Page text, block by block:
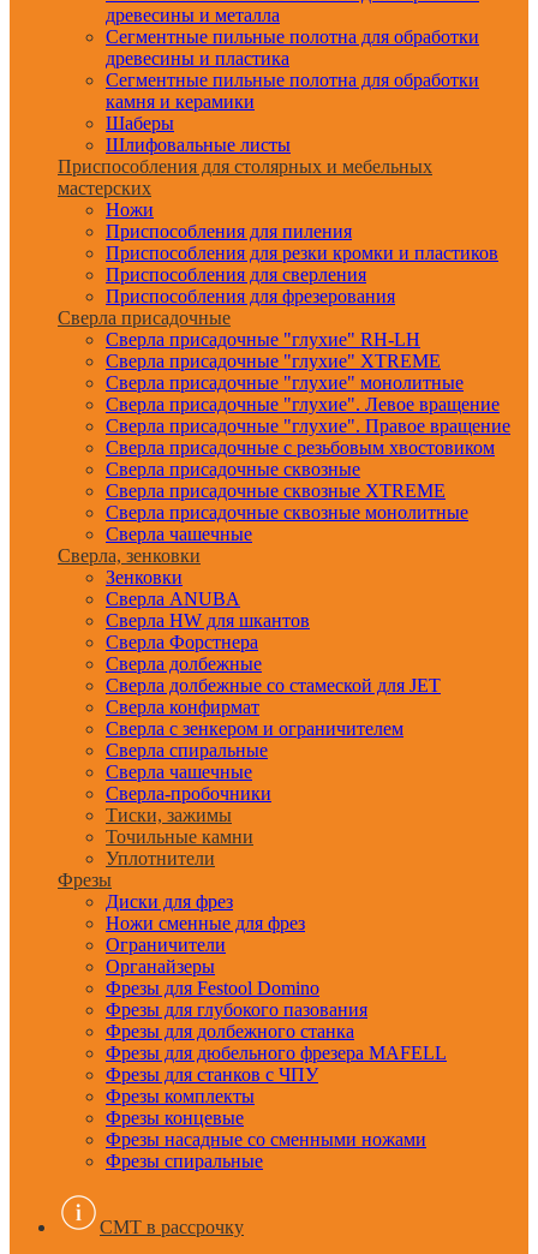
древесины и металла
Сегментные пильные полотна для обработки
древесины и пластика
Сегментные пильные полотна для обработки
камня и керамики
Шаберы
Шлифовальные листы
Приспособления для столярных и мебельных
мастерских
Ножи
Приспособления для пиления
Приспособления для резки кромки и пластиков
Приспособления для сверления
Приспособления для фрезерования
Сверла присадочные
Сверла присадочные "глухие" RH-LH
Сверла присадочные "глухие" XTREME
Сверла присадочные "глухие" монолитные
Сверла присадочные "глухие". Левое вращение
Сверла присадочные "глухие". Правое вращение
Сверла присадочные с резьбовым хвостовиком
Сверла присадочные сквозные
Сверла присадочные сквозные XTREME
Сверла присадочные сквозные монолитные
Сверла чашечные
Сверла, зенковки
Зенковки
Сверла ANUBA
Сверла HW для шкантов
Сверла Форстнера
Сверла долбежные
Сверла долбежные со стамеской для JET
Сверла конфирмат
Сверла с зенкером и ограничителем
Сверла спиральные
Сверла чашечные
Сверла-пробочники
Тиски, зажимы
Точильные камни
Уплотнители
Фрезы
Диски для фрез
Ножи сменные для фрез
Ограничители
Органайзеры
Фрезы для Festool Domino
Фрезы для глубокого пазования
Фрезы для долбежного станка
Фрезы для дюбельного фрезера MAFELL
Фрезы для станков с ЧПУ
Фрезы комплекты
Фрезы концевые
Фрезы насадные со сменными ножами
Фрезы спиральные
CMT в рассрочку